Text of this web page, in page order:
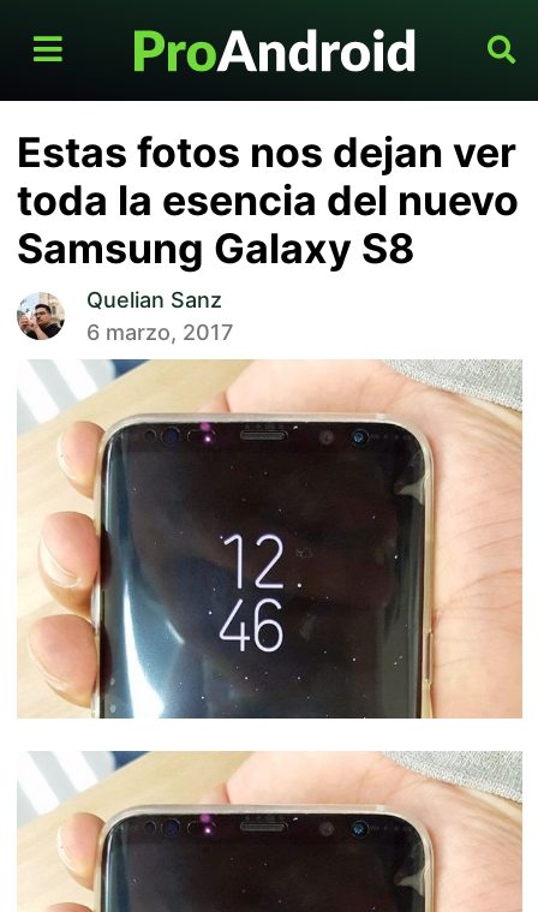
Estas fotos nos dejan ver
toda la esencia del nuevo
Samsung Galaxy S8
Quelian Sanz
6 marzo, 2017